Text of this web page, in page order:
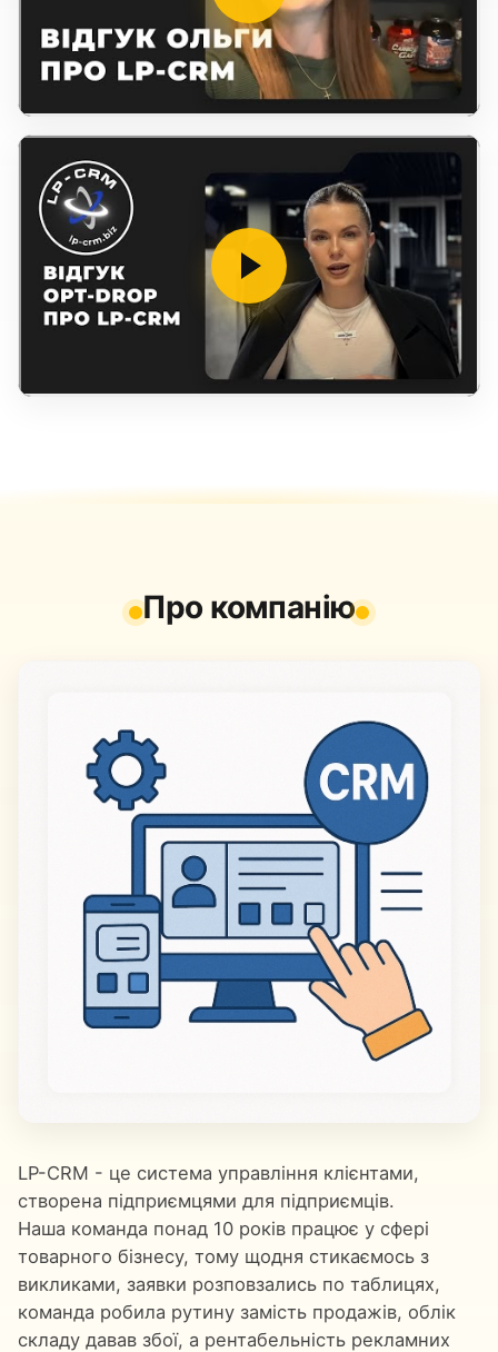
Про компанію
LP-CRM - це система управління клієнтами,
створена підприємцями для підприємців.
Наша команда понад 10 років працює у сфері
товарного бізнесу, тому щодня стикаємось з
викликами, заявки розповзались по таблицях,
команда робила рутину замість продажів, облік
складу давав збої, а рентабельність рекламних